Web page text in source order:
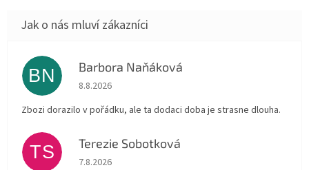
BN Barbora Naňáková
Hodnocení obchodu je 3 z 5 hvězdiček.
8.8.2026
Zbozi dorazilo v pořádku, ale ta dodaci doba je strasne dlouha.
TS Terezie Sobotková
Hodnocení obchodu je 5 z 5 hvězdiček.
7.8.2026